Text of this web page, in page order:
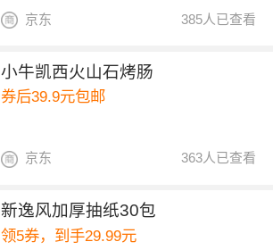
385人已查看
京东
小牛凯西火山石烤肠
券后39.9元包邮
363人已查看
京东
新逸风加厚抽纸30包
领5券，到手29.99元